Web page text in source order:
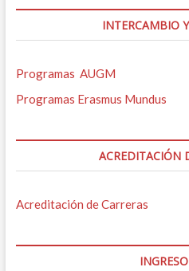
INTERCAMBIO
Programas AUGM
Programas Erasmus Mundus
ACREDITACIÓN
Acreditación de Carreras